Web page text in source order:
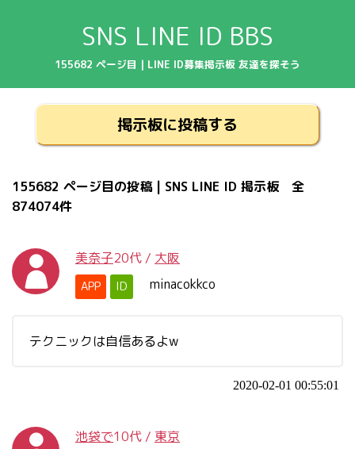
SNS LINE ID BBS
155682 ページ目 | LINE ID募集掲示板 友達を探そう
掲示板に投稿する
155682 ページ目の投稿 | SNS LINE ID 掲示板 全
874074件
美奈子20代 / 大阪
APP ID minacokkco
テクニックは自信あるよw
2020-02-01 00:55:01
池袋で10代 / 東京